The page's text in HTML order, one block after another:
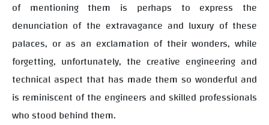
of mentioning them is perhaps to express the
denunciation of the extravagance and luxury of these
palaces, or as an exclamation of their wonders, while
forgetting, unfortunately, the creative engineering and
technical aspect that has made them so wonderful and
is reminiscent of the engineers and skilled professionals
who stood behind them.